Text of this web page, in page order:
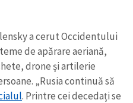
a cerut Occidentului
de apărare aeriană,
drone și artilerie
„Rusia continuă să
. Printre cei decedați se